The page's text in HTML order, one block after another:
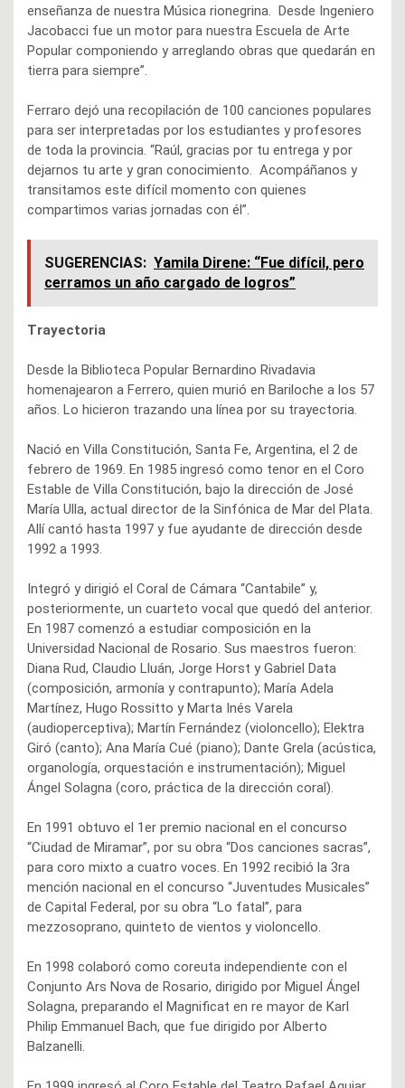
enseñanza de nuestra Música rionegrina. Desde Ingeniero
Jacobacci fue un motor para nuestra Escuela de Arte
Popular componiendo y arreglando obras que quedarán en
tierra para siempre”.
Ferraro dejó una recopilación de 100 canciones populares
para ser interpretadas por los estudiantes y profesores
de toda la provincia. “Raúl, gracias por tu entrega y por
dejarnos tu arte y gran conocimiento. Acompáñanos y
transitamos este difícil momento con quienes
compartimos varias jornadas con él”.
SUGERENCIAS: Yamila Direne: “Fue difícil, pero
cerramos un año cargado de logros”
Trayectoria
Desde la Biblioteca Popular Bernardino Rivadavia
homenajearon a Ferrero, quien murió en Bariloche a los 57
años. Lo hicieron trazando una línea por su trayectoria.
Nació en Villa Constitución, Santa Fe, Argentina, el 2 de
febrero de 1969. En 1985 ingresó como tenor en el Coro
Estable de Villa Constitución, bajo la dirección de José
María Ulla, actual director de la Sinfónica de Mar del Plata.
Allí cantó hasta 1997 y fue ayudante de dirección desde
1992 a 1993.
Integró y dirigió el Coral de Cámara “Cantabile” y,
posteriormente, un cuarteto vocal que quedó del anterior.
En 1987 comenzó a estudiar composición en la
Universidad Nacional de Rosario. Sus maestros fueron:
Diana Rud, Claudio Lluán, Jorge Horst y Gabriel Data
(composición, armonía y contrapunto); María Adela
Martínez, Hugo Rossitto y Marta Inés Varela
(audioperceptiva); Martín Fernández (violoncello); Elektra
Giró (canto); Ana María Cué (piano); Dante Grela (acústica,
organología, orquestación e instrumentación); Miguel
Ángel Solagna (coro, práctica de la dirección coral).
En 1991 obtuvo el 1er premio nacional en el concurso
“Ciudad de Miramar”, por su obra “Dos canciones sacras”,
para coro mixto a cuatro voces. En 1992 recibió la 3ra
mención nacional en el concurso “Juventudes Musicales”
de Capital Federal, por su obra “Lo fatal”, para
mezzosoprano, quinteto de vientos y violoncello.
En 1998 colaboró como coreuta independiente con el
Conjunto Ars Nova de Rosario, dirigido por Miguel Ángel
Solagna, preparando el Magnificat en re mayor de Karl
Philip Emmanuel Bach, que fue dirigido por Alberto
Balzanelli.